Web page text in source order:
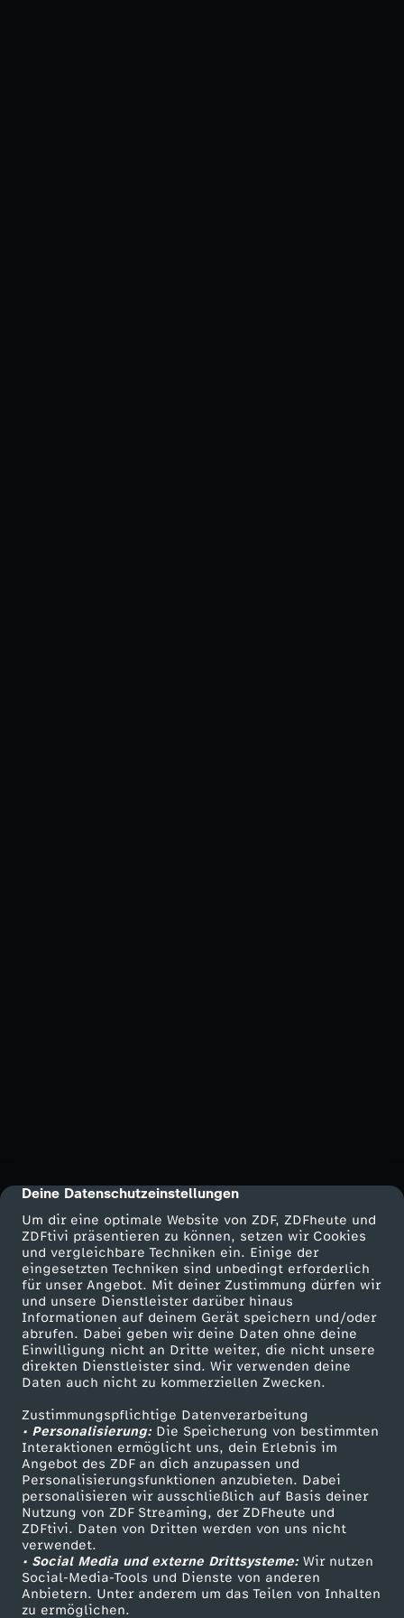
cmp-dialog-description
Deine Datenschutzeinstellungen
Um dir eine optimale Website von ZDF, ZDFheute und
ZDFtivi präsentieren zu können, setzen wir Cookies
und vergleichbare Techniken ein. Einige der
eingesetzten Techniken sind unbedingt erforderlich
für unser Angebot. Mit deiner Zustimmung dürfen wir
und unsere Dienstleister darüber hinaus
Informationen auf deinem Gerät speichern und/oder
abrufen. Dabei geben wir deine Daten ohne deine
Einwilligung nicht an Dritte weiter, die nicht unsere
direkten Dienstleister sind. Wir verwenden deine
Daten auch nicht zu kommerziellen Zwecken.
Zustimmungspflichtige Datenverarbeitung
• Personalisierung:Die Speicherung von bestimmten
Interaktionen ermöglicht uns, dein Erlebnis im
Angebot des ZDF an dich anzupassen und
Personalisierungsfunktionen anzubieten. Dabei
personalisieren wir ausschließlich auf Basis deiner
Nutzung von ZDF Streaming, der ZDFheute und
ZDFtivi. Daten von Dritten werden von uns nicht
verwendet.
• Social Media und externe Drittsysteme:Wir nutzen
Social-Media-Tools und Dienste von anderen
Anbietern. Unter anderem um das Teilen von Inhalten
zu ermöglichen.